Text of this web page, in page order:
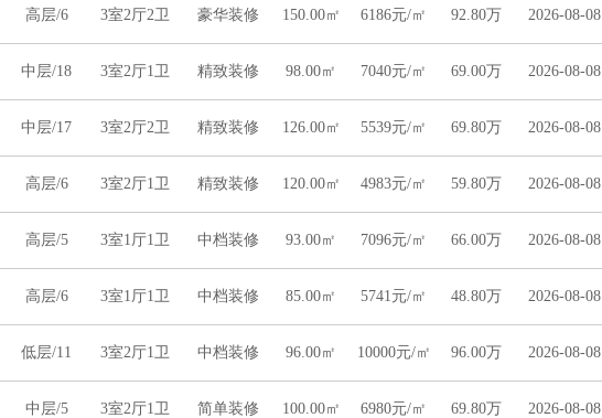
高层/6 3室2厅2卫 豪华装修 150.00㎡ 6186元/㎡ 92.80万 2026-08-08
中层/18 3室2厅1卫 精致装修 98.00㎡ 7040元/㎡ 69.00万 2026-08-08
中层/17 3室2厅2卫 精致装修 126.00㎡ 5539元/㎡ 69.80万 2026-08-08
高层/6 3室2厅1卫 精致装修 120.00㎡ 4983元/㎡ 59.80万 2026-08-08
高层/5 3室1厅1卫 中档装修 93.00㎡ 7096元/㎡ 66.00万 2026-08-08
高层/6 3室1厅1卫 中档装修 85.00㎡ 5741元/㎡ 48.80万 2026-08-08
低层/11 3室2厅1卫 中档装修 96.00㎡ 10000元/㎡ 96.00万 2026-08-08
中层/5 3室2厅1卫 简单装修 100.00㎡ 6980元/㎡ 69.80万 2026-08-08